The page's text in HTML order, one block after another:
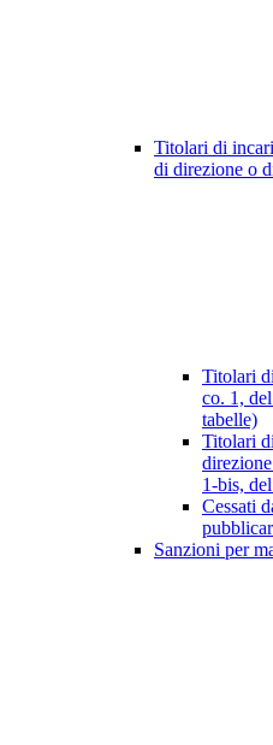
Titolari di
di direzione o
Titolari
co. 1,
tabelle)
Titolari
1-bis,
Cessati
Sanzioni per